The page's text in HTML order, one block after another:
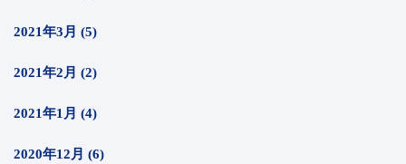
2021年3月 (5)
2021年2月 (2)
2021年1月 (4)
2020年12月 (6)